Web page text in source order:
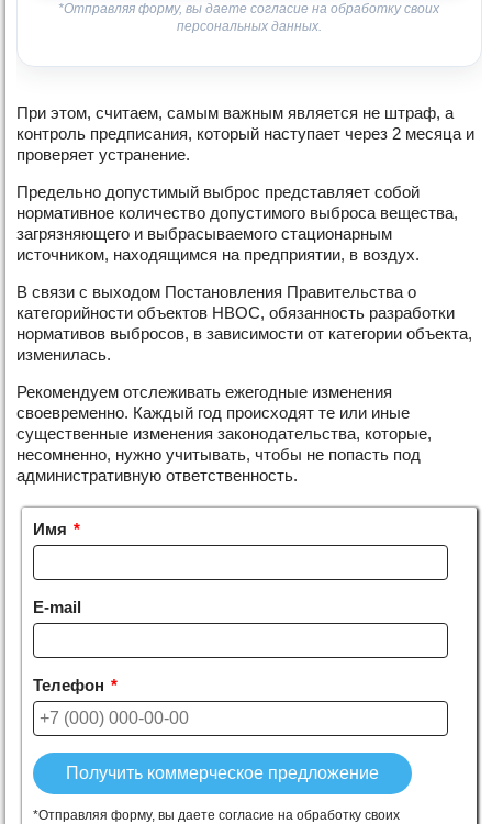
*Отправляя форму, вы даете согласие на обработку своих
персональных данных.
При этом, считаем, самым важным является не штраф, а
контроль предписания, который наступает через 2 месяца и
проверяет устранение.
Предельно допустимый выброс представляет собой
нормативное количество допустимого выброса вещества,
загрязняющего и выбрасываемого стационарным
источником, находящимся на предприятии, в воздух.
В связи с выходом Постановления Правительства о
категорийности объектов НВОС, обязанность разработки
нормативов выбросов, в зависимости от категории объекта,
изменилась.
Рекомендуем отслеживать ежегодные изменения
своевременно. Каждый год происходят те или иные
существенные изменения законодательства, которые,
несомненно, нужно учитывать, чтобы не попасть под
административную ответственность.
Имя *
E-mail
Телефон *
*Отправляя форму, вы даете согласие на обработку своих